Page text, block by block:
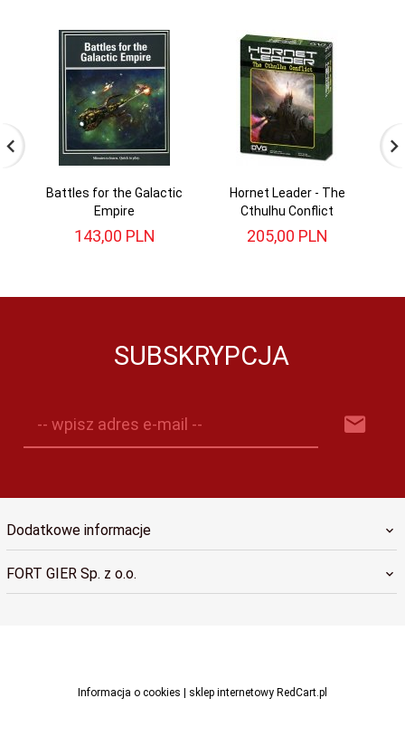
Battles for the Galactic
Empire
143,00 PLN
Hornet Leader - The
Cthulhu Conflict
205,00 PLN
SUBSKRYPCJA
-- wpisz adres e-mail --
Dodatkowe informacje
FORT GIER Sp. z o.o.
Informacja o cookies sklep internetowy RedCart.pl